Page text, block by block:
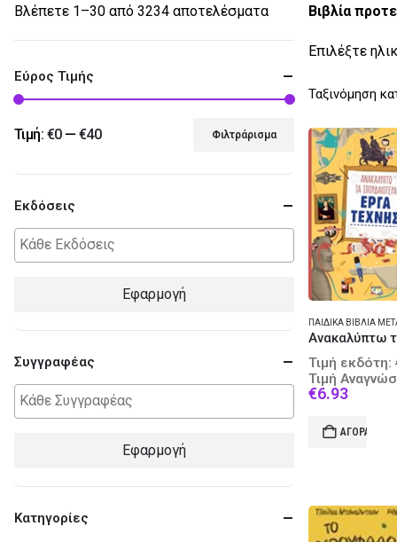
Βιβλία
Επιλέξτε
Ταξινόμηση
Τιμή εκδότη:
Τιμή
€6.93Current
is:
€6.93.
ΑΓΟΡΆ
Βλέπετε 1–30 από 3234 αποτελέσματαSorted
popularity
Εύρος Τιμής
Ελάχιστη
τιμή
Μέγιστη
τιμή
Φιλτράρισμα
Τιμή: €0— €40
Εκδόσεις
Εφαρμογή
Συγγραφέας
Εφαρμογή
Κατηγορίες